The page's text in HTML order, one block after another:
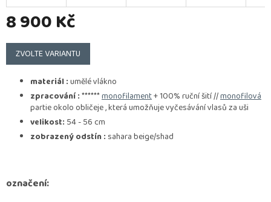
8 900 Kč
Měrná
cena:
ZVOLTE VARIANTU
materiál :umělé vlákno
zpracování :******monofilament+ 100% ruční šití //monofilová
partie okolo obličeje , která umožňuje vyčesávání vlasů za uši
velikost: 54 - 56 cm
zobrazený odstín : sahara beige/shad
označení: